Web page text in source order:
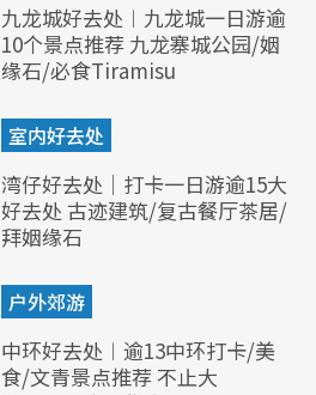
九龙城好去处︱九龙城一日游逾
10个景点推荐 九龙寨城公园/姻
缘石/必食Tiramisu
室内好去处
湾仔好去处｜打卡一日游逾15大
好去处 古迹建筑/复古餐厅茶居/
拜姻缘石
户外郊游
中环好去处︱逾13中环打卡/美
食/文青景点推荐 不止大